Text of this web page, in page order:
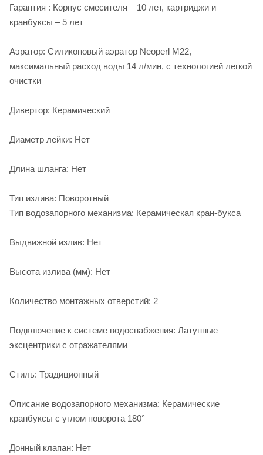
Гарантия : Корпус смесителя – 10 лет, картриджи и
кранбуксы – 5 лет
Аэратор: Силиконовый аэратор Neoperl М22,
максимальный расход воды 14 л/мин, с технологией легкой
очистки
Дивертор: Керамический
Диаметр лейки: Нет
Длина шланга: Нет
Тип излива: Поворотный
Тип водозапорного механизма: Керамическая кран-букса
Выдвижной излив: Нет
Высота излива (мм): Нет
Количество монтажных отверстий: 2
Подключение к системе водоснабжения: Латунные
эксцентрики с отражателями
Стиль: Традиционный
Описание водозапорного механизма: Керамические
кранбуксы с углом поворота 180°
Донный клапан: Нет